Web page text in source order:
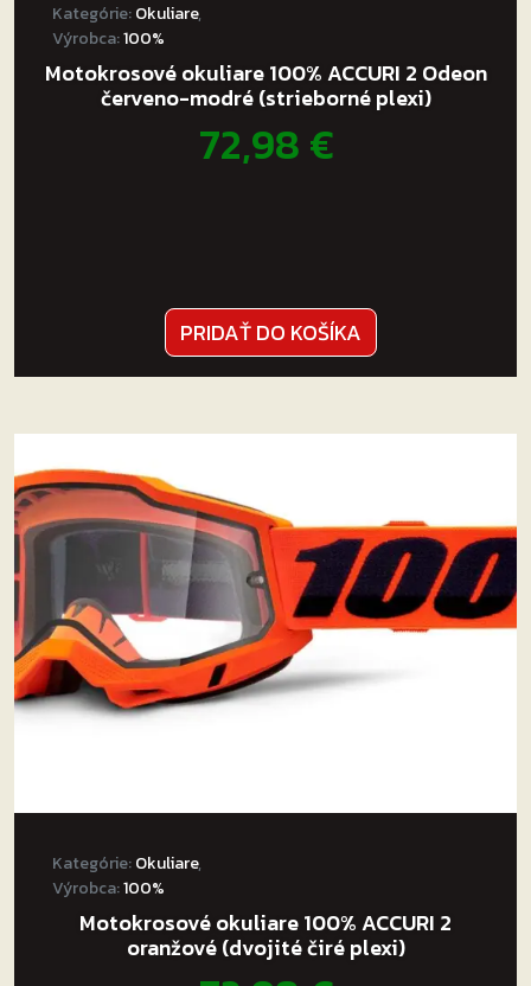
Kategórie:Okuliare,
Výrobca:100%
Motokrosové okuliare 100% ACCURI 2 Odeon
červeno-modré (strieborné plexi)
72,98€
PRIDAŤ DO KOŠÍKA
Kategórie:Okuliare,
Výrobca:100%
Motokrosové okuliare 100% ACCURI 2
oranžové (dvojité čiré plexi)